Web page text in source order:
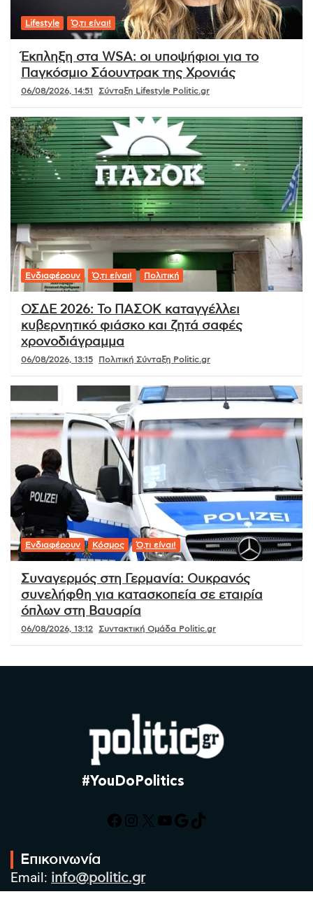
Lifestyle Ό,τι είναι!
Έκπληξη στα WSA: οι υποψήφιοι για το
Παγκόσμιο Σάουντρακ της Χρονιάς
06/08/2026, 14:51 Σύνταξη Lifestyle Politic.gr
Ενδιαφέρουν Ό,τι είναι! Πολιτική
ΟΣΔΕ 2026: Το ΠΑΣΟΚ καταγγέλλει
κυβερνητικό φιάσκο και ζητά σαφές
χρονοδιάγραμμα
06/08/2026, 13:15 Πολιτική Σύνταξη Politic.gr
Ενδιαφέρουν Κόσμος Ό,τι είναι!
Συναγερμός στη Γερμανία: Ουκρανός
συνελήφθη για κατασκοπεία σε εταιρία
όπλων στη Βαυαρία
06/08/2026, 13:12 Συντακτική Ομάδα Politic.gr
#YouDoPolitics
Facebook
Instagram
X YouTube
Google
TikTok
Επικοινωνία
Email: info@politic.gr
Τηλ: